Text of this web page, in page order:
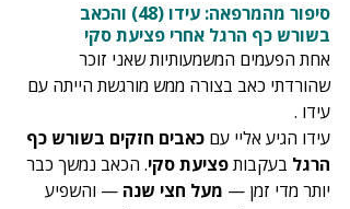
סיפור מהמרפאה: עידו (48) והכאב
בשורש כף הרגל אחרי פציעת סקי
אחת הפעמים המשמעותיות שאני זוכר
שהורדתי כאב בצורה ממש מורגשת הייתה עם
עידו .
עידו הגיע אליי עם כאבים חזקים בשורש כף
הרגל בעקבות פציעת סקי. הכאב נמשך כבר
יותר מדי זמן — מעל חצי שנה — והשפיע